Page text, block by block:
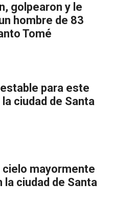
golpearon y le
hombre de 83
Tomé
para este
ciudad de Santa
cielo mayormente
la ciudad de Santa